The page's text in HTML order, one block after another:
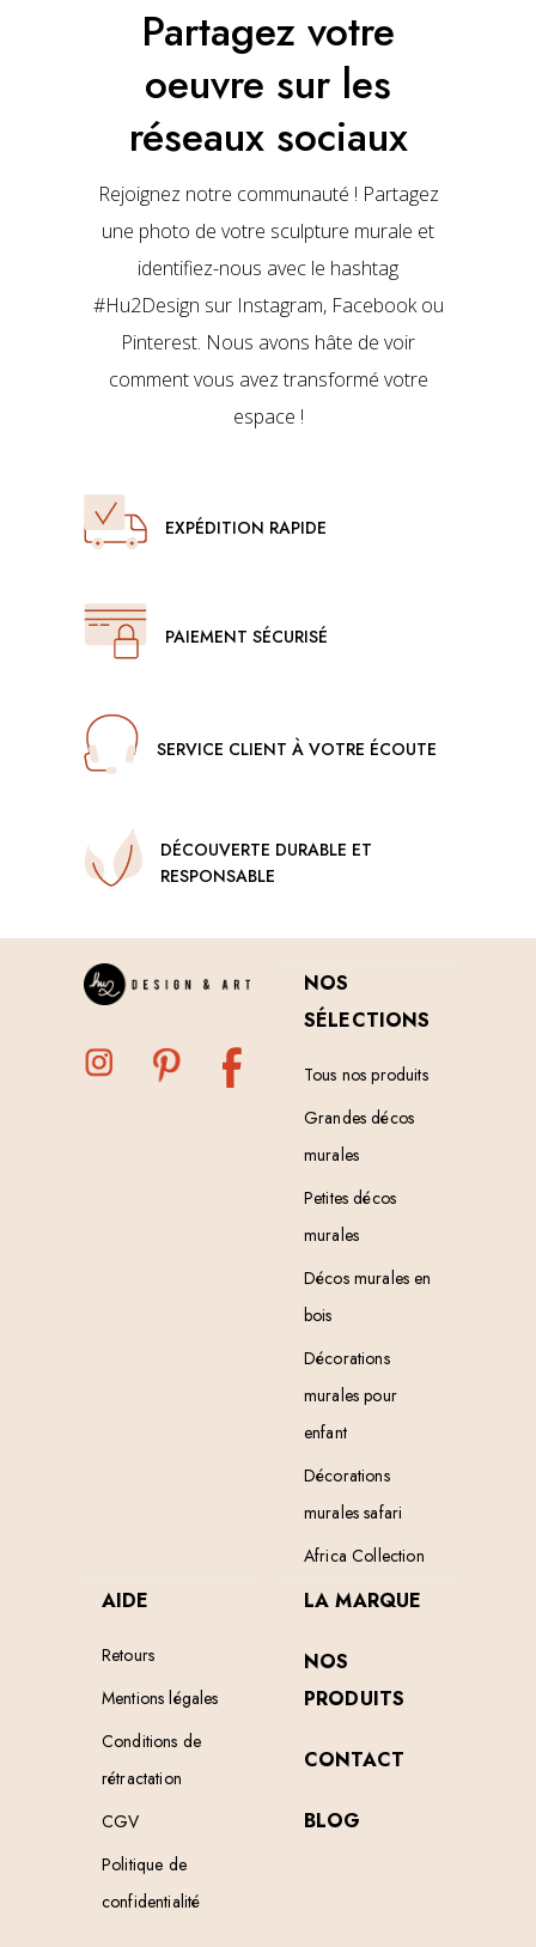
Partagez votre
oeuvre sur les
réseaux sociaux
Rejoignez notre communauté ! Partagez
une photo de votre sculpture murale et
identifiez-nous avec le hashtag
#Hu2Design sur Instagram, Facebook ou
Pinterest. Nous avons hâte de voir
comment vous avez transformé votre
espace !
EXPÉDITION RAPIDE
PAIEMENT SÉCURISÉ
SERVICE CLIENT À VOTRE ÉCOUTE
DÉCOUVERTE DURABLE ET
RESPONSABLE
NOS
SÉLECTIONS
Tous nos produits
Grandes décos
murales
Petites décos
murales
Décos murales en
bois
Décorations
murales pour
enfant
Décorations
murales safari
Africa Collection
AIDE
Retours
Mentions légales
Conditions de
rétractation
CGV
Politique de
confidentialité
LA MARQUE
NOS
PRODUITS
CONTACT
BLOG